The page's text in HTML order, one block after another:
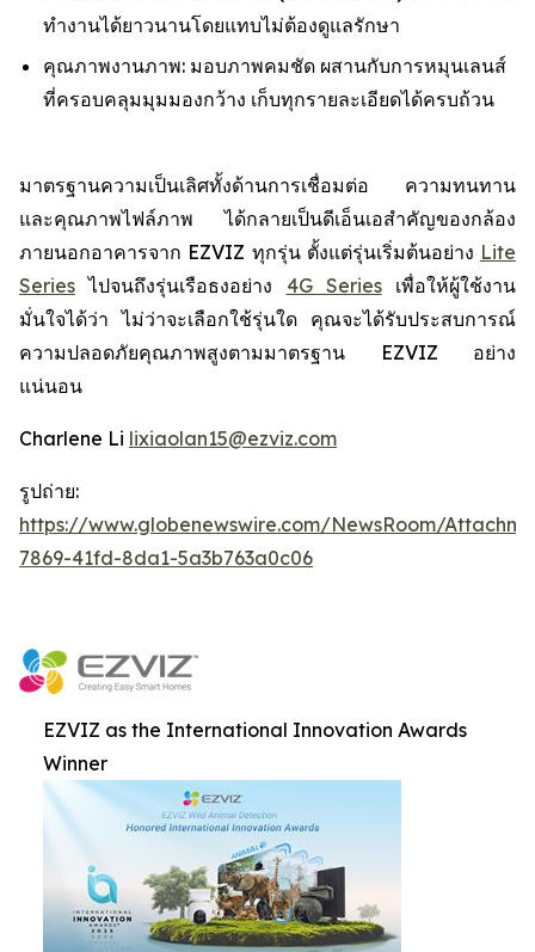
ทำงานได้ยาวนานโดยแทบไม่ต้องดูแลรักษา
คุณภาพงานภาพ: มอบภาพคมชัด ผสานกับการหมุนเลนส์
ที่ครอบคลุมมุมมองกว้าง เก็บทุกรายละเอียดได้ครบถ้วน
มาตรฐานความเป็นเลิศทั้งด้านการเชื่อมต่อ ความทนทาน
และคุณภาพไฟล์ภาพ ได้กลายเป็นดีเอ็นเอสำคัญของกล้อง
ภายนอกอาคารจาก EZVIZ ทุกรุ่น ตั้งแต่รุ่นเริ่มต้นอย่าง Lite
Series ไปจนถึงรุ่นเรือธงอย่าง 4G Seriesเพื่อให้ผู้ใช้งาน
มั่นใจได้ว่า ไม่ว่าจะเลือกใช้รุ่นใด คุณจะได้รับประสบการณ์
ความปลอดภัยคุณภาพสูงตามมาตรฐาน EZVIZ อย่าง
แน่นอน
Charlene Li lixiaolan15@ezviz.com
รูปถ่าย:
https://www.globenewswire.com/NewsRoom/
7869-41fd-8da1-5a3b763a0c06
EZVIZ as the International Innovation Awards
Winner